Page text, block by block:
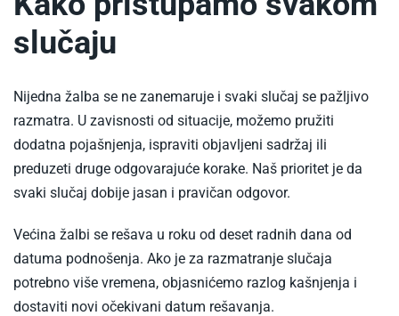
slučaju
Nijedna žalba se ne zanemaruje i svaki slučaj se pažljivo
razmatra. U zavisnosti od situacije, možemo pružiti
dodatna pojašnjenja, ispraviti objavljeni sadržaj ili
preduzeti druge odgovarajuće korake. Naš prioritet je da
svaki slučaj dobije jasan i pravičan odgovor.
Većina žalbi se rešava u roku od deset radnih dana od
datuma podnošenja. Ako je za razmatranje slučaja
potrebno više vremena, objasnićemo razlog kašnjenja i
dostaviti novi očekivani datum rešavanja.